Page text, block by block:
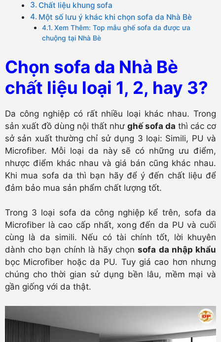
Chất liệu khung sofa
Một số lưu ý khác khi chọn sofa da Nhà Bè
Xem Thêm: Top mẫu ghế sofa da được ưa
chuộng tại Nhà Bè
Chọn sofa da Nhà Bè
chất liệu loại 1, 2, hay 3?
Da công nghiệp có rất nhiều loại khác nhau. Trong
sản xuất đồ dùng nội thất như ghế sofa da thì các cơ
sở sản xuất thường chỉ sử dụng 3 loại: Simili, PU và
Microfiber. Mỗi loại da này sẽ có những ưu điểm,
nhược điểm khác nhau và giá bán cũng khác nhau.
Khi mua sofa da thì bạn hãy để ý đến chất liệu để
đảm bảo mua sản phẩm chất lượng tốt.
Trong 3 loại sofa da công nghiệp kể trên, sofa da
Microfiber là cao cấp nhất, xong đến da PU và cuối
cùng là da simili. Nếu có tài chính tốt, lời khuyên
dành cho bạn chính là hãy chọnsofa da nhập khẩu
bọc Microfiber hoặc da PU. Tuy giá cao hơn nhưng
chúng cho thời gian sử dụng bền lâu, mềm mại và
gần giống với da thật.